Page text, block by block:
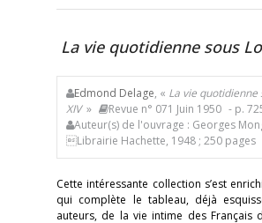
La vie quotidienne sous
Edmond Delage, « La vie quotidienne
XIV» Revue n° 071 Juin 1950 - p.
Auteur(s) de l'ouvrage : Georges
Librairie Hachette, 1948 ; 250 pages
Cette intéressante collection s’est
qui complète le tableau, déjà
auteurs, de la vie intime des Français